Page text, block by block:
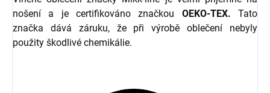
nošení a je certifikováno značkou OEKO-TEX. Tato
značka dává záruku, že při výrobě oblečení nebyly
použity škodlivé chemikálie.